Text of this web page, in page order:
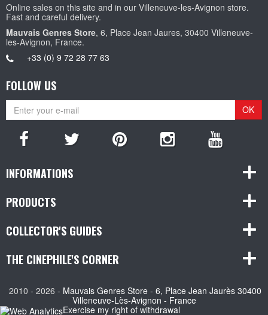
Online sales on this site and in our Villeneuve-les-Avignon store.
Fast and careful delivery.
Mauvais Genres Store, 6, Place Jean Jaures, 30400 Villeneuve-
les-Avignon, France.
+33 (0) 9 72 28 77 63
FOLLOW US
OK
INFORMATIONS
PRODUCTS
COLLECTOR'S GUIDES
THE CINEPHILE'S CORNER
2010 - 2026 - Mauvais Genres Store - 6, Place Jean Jaurès 30400
Villeneuve-Lès-Avignon - France
Exercise my right of withdrawal